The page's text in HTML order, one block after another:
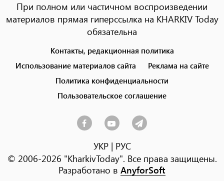
При полном или частичном воспроизведении
материалов прямая гиперссылка на KHARKIV Today
обязательна
menu
Контакты, редакционная политика
Использование материалов сайта
Реклама на сайте
Политика конфиденциальности
Пользовательское соглашение
УКР| РУС
© 2006-2026 "KharkivToday". Все права защищены.
Разработано в AnyforSoft